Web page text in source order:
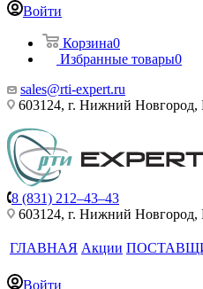
Войти
Корзина0
Избранные товары0
sales@rti-expert.ru
603124, г. Нижний Новгород,
8 (831) 212–43–43
603124, г. Нижний Новгород,
ГЛАВНАЯ Акции
Войти